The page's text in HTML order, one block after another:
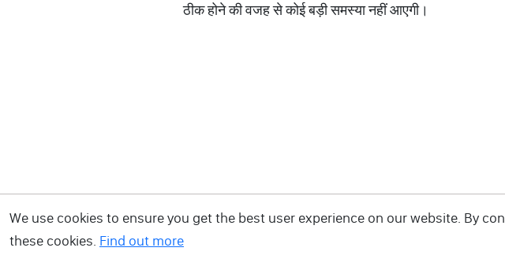
ठीक होने की वजह से कोई बड़ी समस्या नहीं आएगी।
We use cookies to ensure you get the best user experience on our website. By
these cookies. Find out more